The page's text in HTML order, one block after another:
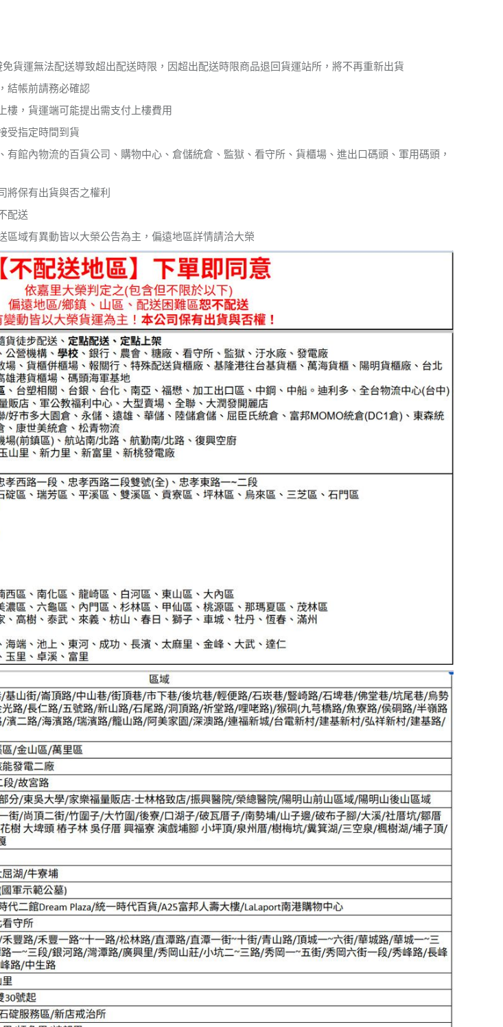
貨運無法配送導致超出配送時限，因超出配送時限商品退回貨運站所，將不再重新出貨
結帳前請務必確認
，貨運端可能提出需支付上樓費用
受指定時間到貨
館內物流的百貨公司、購物中心、倉儲統倉、監獄、看守所、貨櫃場、進出口碼頭、軍用碼頭，
將保有出貨與否之權利
配送
域有異動皆以大榮公告為主，偏遠地區詳情請洽大榮